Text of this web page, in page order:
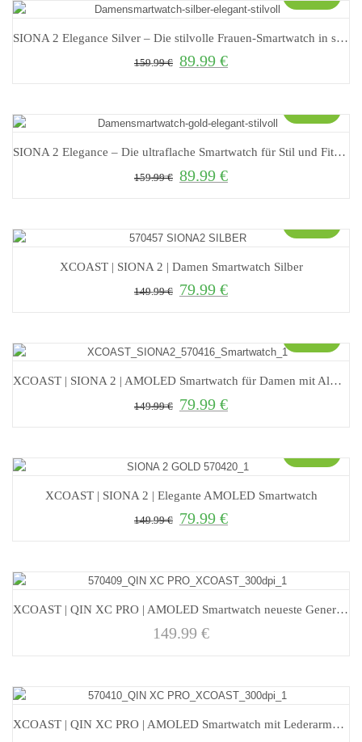
SIONA 2 Elegance Silver – Die stilvolle Frauen-Smartwatch in strahlendem Silber
159.99€ Ursprünglicher Preis war: 159.99 €
89.99 €Aktueller Preis ist: 89.99 €.
SIONA 2 Elegance – Die ultraflache Smartwatch für Stil und Fitness
159.99€ Ursprünglicher Preis war: 159.99 €
89.99 €Aktueller Preis ist: 89.99 €.
XCOAST | SIONA 2 | Damen Smartwatch Silber
149.99€ Ursprünglicher Preis war: 149.99 €
79.99 €Aktueller Preis ist: 79.99 €.
XCOAST | SIONA 2 | AMOLED Smartwatch für Damen mit Always On Display
149.99€ Ursprünglicher Preis war: 149.99 €
79.99 €Aktueller Preis ist: 79.99 €.
XCOAST | SIONA 2 | Elegante AMOLED Smartwatch
149.99€ Ursprünglicher Preis war: 149.99 €
79.99 €Aktueller Preis ist: 79.99 €.
XCOAST | QIN XC PRO | AMOLED Smartwatch neueste Generation
149.99 €
XCOAST | QIN XC PRO | AMOLED Smartwatch mit Lederarmband